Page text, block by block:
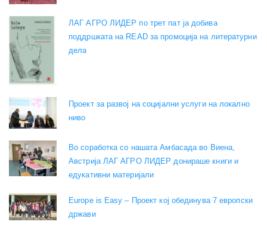
ЛАГ АГРО ЛИДЕР по трет пат ја добива
поддршката на READ за промоција на литературни
дела
Проект за развој на социјални услуги на локално
ниво
Во соработка со нашата Амбасада во Виена,
Австрија ЛАГ АГРО ЛИДЕР донираше книги и
едукативни материјали
Europe is Easy – Проект кој обединува 7 европски
држави